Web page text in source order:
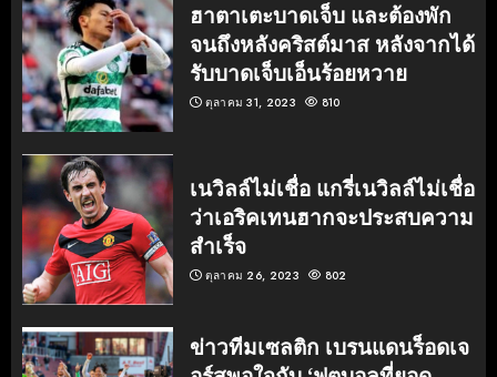
ฮาตาเตะบาดเจ็บ และต้องพัก
จนถึงหลังคริสต์มาส หลังจากได้
รับบาดเจ็บเอ็นร้อยหวาย
ตุลาคม 31, 2023 810
เนวิลล์ไม่เชื่อ แกรี่เนวิลล์ไม่เชื่อ
ว่าเอริคเทนฮากจะประสบความ
สำเร็จ
ตุลาคม 26, 2023 802
ข่าวทีมเซลติก เบรนแดนร็อดเจ